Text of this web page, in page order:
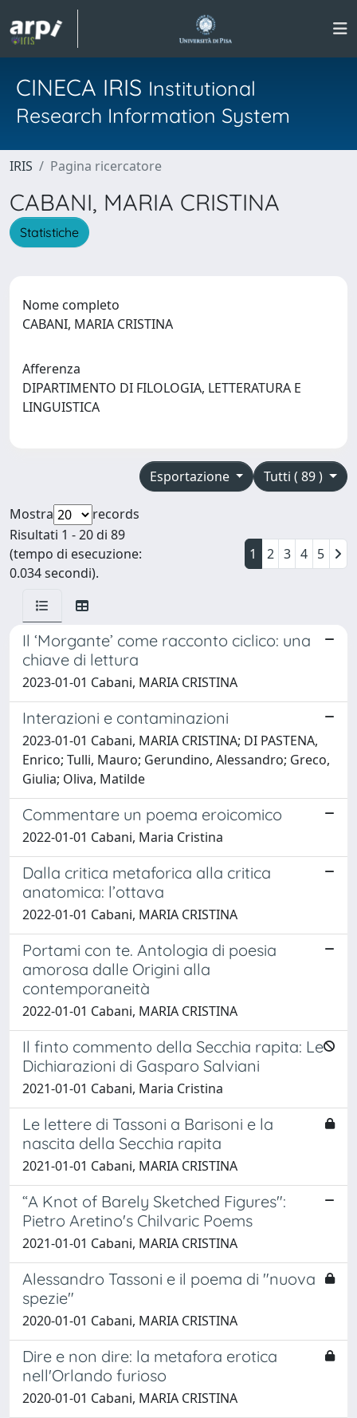
CINECA IRIS Institutional
Research Information System
IRIS Pagina ricercatore
CABANI, MARIA CRISTINA
Statistiche
Nome completo
CABANI, MARIA CRISTINA
Afferenza
DIPARTIMENTO DI FILOLOGIA, LETTERATURA E
LINGUISTICA
Tutti ( 89 )
Esportazione
Mostra
records
Risultati 1 - 20 di 89
(tempo di esecuzione:
0.034 secondi).
1 2 3 4 5
Il ‘Morgante’ come racconto ciclico: una
chiave di lettura
2023-01-01 Cabani, MARIA CRISTINA
Interazioni e contaminazioni
2023-01-01 Cabani, MARIA CRISTINA; DI PASTENA,
Enrico; Tulli, Mauro; Gerundino, Alessandro; Greco,
Giulia; Oliva, Matilde
Commentare un poema eroicomico
2022-01-01 Cabani, Maria Cristina
Dalla critica metaforica alla critica
anatomica: l’ottava
2022-01-01 Cabani, MARIA CRISTINA
Portami con te. Antologia di poesia
amorosa dalle Origini alla
contemporaneità
2022-01-01 Cabani, MARIA CRISTINA
Il finto commento della Secchia rapita: Le
Dichiarazioni di Gasparo Salviani
2021-01-01 Cabani, Maria Cristina
Le lettere di Tassoni a Barisoni e la
nascita della Secchia rapita
2021-01-01 Cabani, MARIA CRISTINA
“A Knot of Barely Sketched Figures":
Pietro Aretino's Chilvaric Poems
2021-01-01 Cabani, MARIA CRISTINA
Alessandro Tassoni e il poema di "nuova
spezie"
2020-01-01 Cabani, MARIA CRISTINA
Dire e non dire: la metafora erotica
nell'Orlando furioso
2020-01-01 Cabani, MARIA CRISTINA